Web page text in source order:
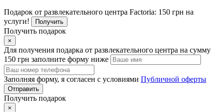
Подарок от развлекательного центра Factoria: 150 грн на
услуги!
Получить
Получить подарок
×
Для получения подарка от развлекательного центра на сумму
150 грн заполните форму ниже
Заполняя форму, я согласен с условиями Публичной оферты
Отправить
Получить подарок
×